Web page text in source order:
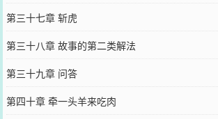
第三十七章 斩虎
第三十八章 故事的第二类解法
第三十九章 问答
第四十章 牵一头羊来吃肉